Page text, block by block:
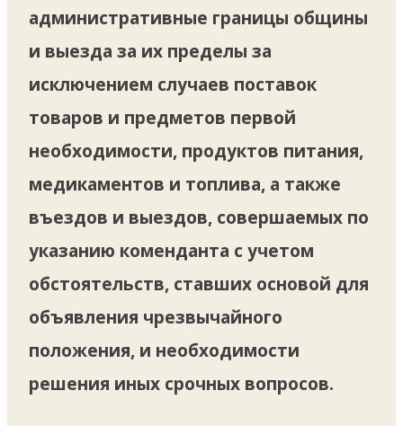
административные границы общины
и выезда за их пределы за
исключением случаев поставок
товаров и предметов первой
необходимости, продуктов питания,
медикаментов и топлива, а также
въездов и выездов, совершаемых по
указанию коменданта с учетом
обстоятельств, ставших основой для
объявления чрезвычайного
положения, и необходимости
решения иных срочных вопросов.